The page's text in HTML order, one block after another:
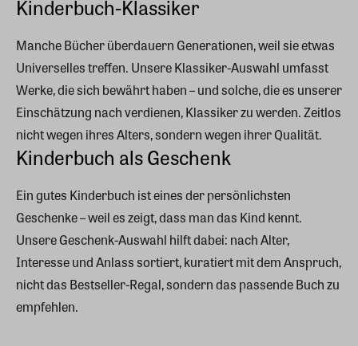
Kinderbuch-Klassiker
Manche Bücher überdauern Generationen, weil sie etwas
Universelles treffen. Unsere Klassiker-Auswahl umfasst
Werke, die sich bewährt haben – und solche, die es unserer
Einschätzung nach verdienen, Klassiker zu werden. Zeitlos
nicht wegen ihres Alters, sondern wegen ihrer Qualität.
Kinderbuch als Geschenk
Ein gutes Kinderbuch ist eines der persönlichsten
Geschenke – weil es zeigt, dass man das Kind kennt.
Unsere Geschenk-Auswahl hilft dabei: nach Alter,
Interesse und Anlass sortiert, kuratiert mit dem Anspruch,
nicht das Bestseller-Regal, sondern das passende Buch zu
empfehlen.